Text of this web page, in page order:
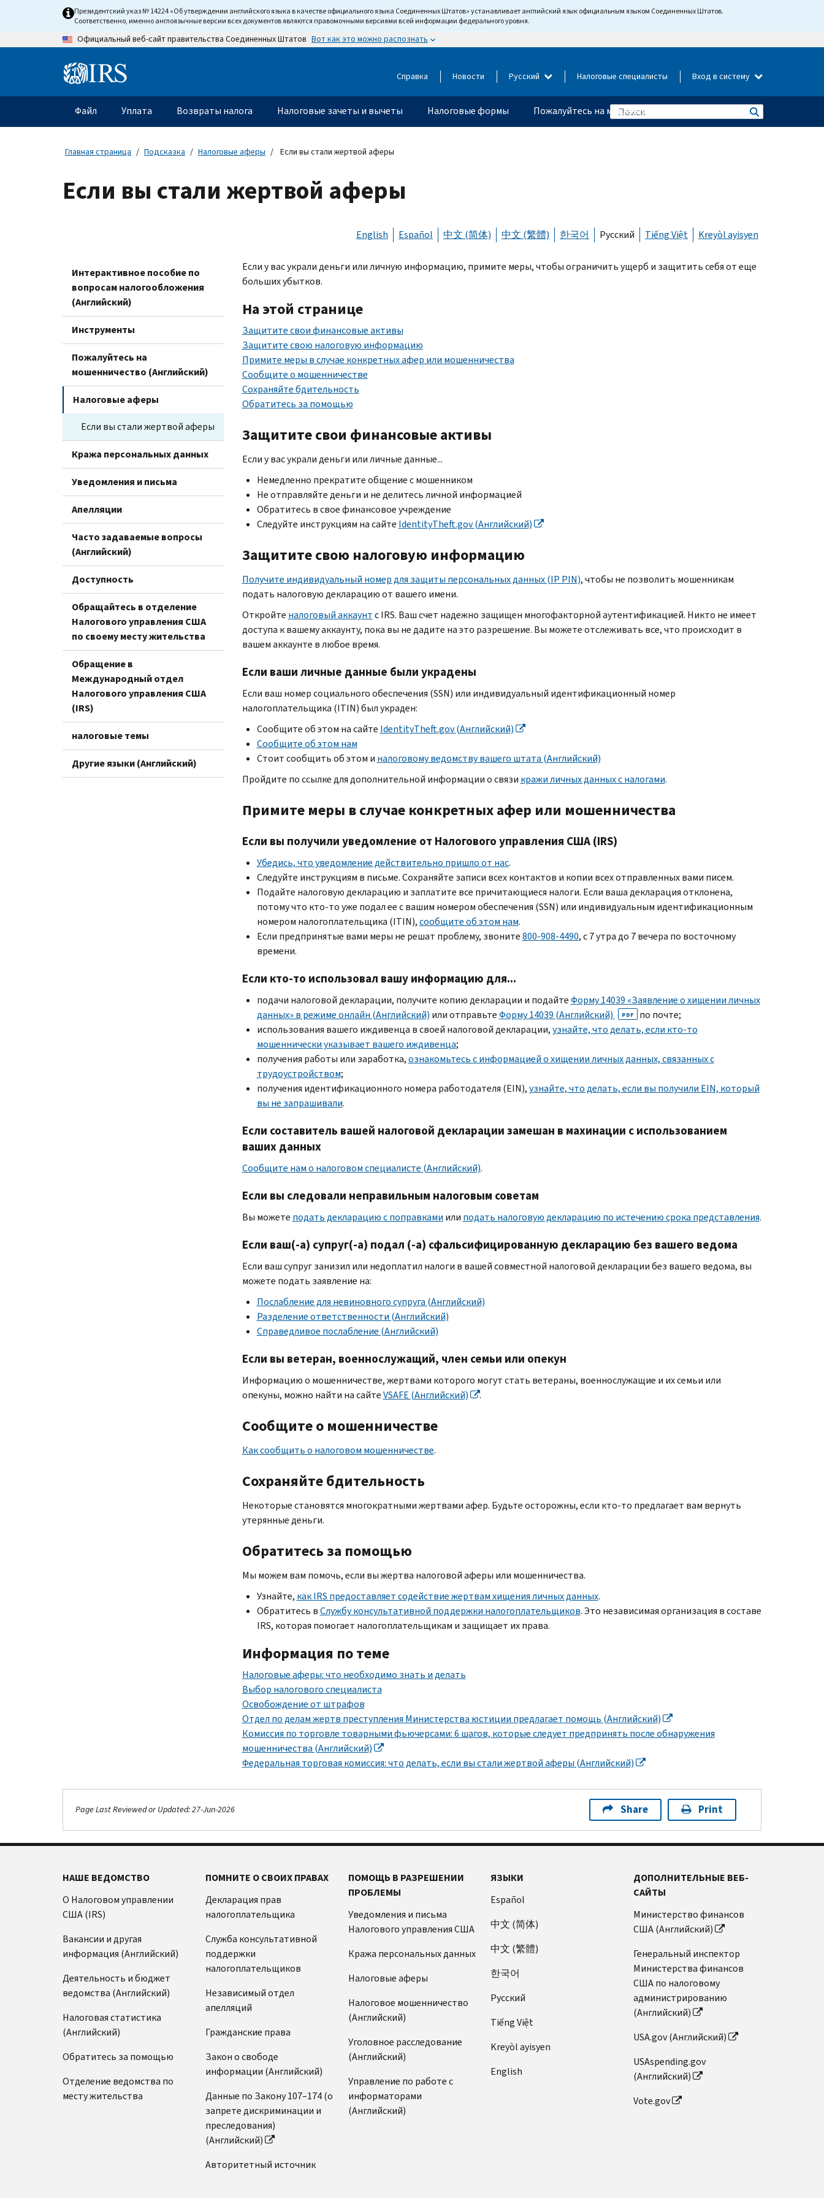
content
Президентский указ № 14224 «Об утверждении английского языка в качестве официального языка Соединенных Штатов» устанавливает английский язык официальным языком Соединенных Штатов.
Соответственно, именно англоязычные версии всех документов являются правомочными версиями всей информации федерального уровня.
Официальный веб-сайт правительства Соединенных Штатов Вот как это можно распознать
Information Справка Новости Русский Налоговые специалисты Вход в систему
Главное
меню
Файл Уплата Возвраты налога Налоговые зачеты и вычеты Налоговые формы Пожалуйтесь на мошенничество
Главная страница Подсказка Налоговые аферы Если вы стали жертвой аферы
Если вы стали жертвой аферы
English Español 中文 (简体) 中文 (繁體) 한국어 Русский Tiếng Việt Kreyòl ayisyen
Интерактивное пособие по
вопросам налогообложения
(Английский)
Инструменты
Пожалуйтесь на
мошенничество (Английский)
Налоговые аферы
Если вы стали жертвой аферы
Кража персональных данных
Уведомления и письма
Апелляции
Часто задаваемые вопросы
(Английский)
Доступность
Обращайтесь в отделение
Налогового управления США
по своему месту жительства
Обращение в
Международный отдел
Налогового управления США
(IRS)
налоговые темы
Другие языки (Английский)
Если у вас украли деньги или личную информацию, примите меры, чтобы ограничить ущерб и защитить себя от еще
больших убытков.
На этой странице
Защитите свои финансовые активы
Защитите свою налоговую информацию
Примите меры в случае конкретных афер или мошенничества
Сообщите о мошенничестве
Сохраняйте бдительность
Обратитесь за помощью
Защитите свои финансовые активы
Если у вас украли деньги или личные данные...
Немедленно прекратите общение с мошенником
Не отправляйте деньги и не делитесь личной информацией
Обратитесь в свое финансовое учреждение
Следуйте инструкциям на сайте IdentityTheft.gov(Английский)
Защитите свою налоговую информацию
Получите индивидуальный номер для защиты персональных данных (IP PIN), чтобы не позволить мошенникам
подать налоговую декларацию от вашего имени.
Откройте налоговый аккаунтсIRS. Ваш счет надежно защищен многофакторной аутентификацией. Никто не имеет
доступа к вашему аккаунту, пока вы не дадите на это разрешение. Вы можете отслеживать все, что происходит в
вашем аккаунте в любое время.
Если ваши личные данные были украдены
Если ваш номер социального обеспечения (SSN) или индивидуальный идентификационный номер
налогоплательщика (ITIN) был украден:
Сообщите об этом на сайте IdentityTheft.gov(Английский)
Сообщите об этом нам
Стоит сообщить об этом и налоговому ведомству вашего штата (Английский)
Пройдите по ссылке для дополнительной информации о связи кражи личных данных с налогами.
Примите меры в случае конкретных афер или мошенничества
Если вы получили уведомление от Налогового управления США (IRS)
Убедись, что уведомление действительно пришло от нас.
Следуйте инструкциям в письме. Сохраняйте записи всех контактов и копии всех отправленных вами писем.
Подайте налоговую декларацию и заплатите все причитающиеся налоги. Если ваша декларация отклонена,
потому что кто-то уже подал ее с вашим номером обеспечения (SSN) или индивидуальным идентификационным
номером налогоплательщика (ITIN),сообщите об этом нам.
Если предпринятые вами меры не решат проблему, звоните800-908-4490, с 7 утра до 7 вечера по восточному
времени.
Если кто-то использовал вашу информацию для...
подачи налоговой декларации, получите копию декларации и подайтеФорму 14039 «Заявление о хищении личных
данных» в режиме онлайн (Английский) или отправьтеФорму 14039 (Английский) PDF
по почте;
использования вашего иждивенца в своей налоговой декларации,узнайте, что делать, если кто-то
мошеннически указывает вашего иждивенца;
получения работы или заработка,ознакомьтесь с информацией о хищении личных данных, связанных с
трудоустройством;
получения идентификационного номера работодателя (EIN),узнайте, что делать, если вы получили EIN, который
вы не запрашивали.
Если составитель вашей налоговой декларации замешан в махинации с использованием
ваших данных
Сообщите нам о налоговом специалисте (Английский).
Если вы следовали неправильным налоговым советам
Вы можете подать декларацию с поправками или подать налоговую декларацию по истечению срока представления.
Если ваш(-а) супруг(-а) подал (-а) сфальсифицированную декларацию без вашего ведома
Если ваш супруг занизил или недоплатил налоги в вашей совместной налоговой декларации без вашего ведома, вы
можете подать заявление на:
Послабление для невиновного супруга (Английский)
Разделение ответственности (Английский)
Справедливое послабление (Английский)
Если вы ветеран, военнослужащий, член семьи или опекун
Информацию о мошенничестве, жертвами которого могут стать ветераны, военнослужащие и их семьи или
опекуны, можно найти на сайтеVSAFE (Английский) .
Сообщите о мошенничестве
Как сообщить о налоговом мошенничестве.
Сохраняйте бдительность
Некоторые становятся многократными жертвами афер. Будьте осторожны, если кто-то предлагает вам вернуть
утерянные деньги.
Обратитесь за помощью
Мы можем вам помочь, если вы жертва налоговой аферы или мошенничества.
Узнайте, какIRS предоставляет содействие жертвам хищения личных данных.
Обратитесь вСлужбу консультативной поддержки налогоплательщиков. Это независимая организация в составе
IRS, которая помогает налогоплательщикам и защищает их права.
Информация по теме
Налоговые аферы: что необходимо знать и делать
Выбор налогового специалиста
Освобождение от штрафов
Отдел по делам жертв преступления Министерства юстиции предлагает помощь (Английский)
Комиссия по торговле товарными фьючерсами: 6 шагов, которые следует предпринять после обнаружения
мошенничества (Английский)
Федеральная торговая комиссия: что делать, если вы стали жертвой аферы (Английский)
Page Last Reviewed or Updated: 27-Jun-2026 Share Print
НАШЕ ВЕДОМСТВО
О Налоговом управлении
США (IRS)
Вакансии и другая
информация (Английский)
Деятельность и бюджет
ведомства (Английский)
Налоговая статистика
(Английский)
Обратитесь за помощью
Отделение ведомства по
месту жительства
ПОМНИТЕ О СВОИХ ПРАВАХ
Декларация прав
налогоплательщика
Служба консультативной
поддержки
налогоплательщиков
Независимый отдел
апелляций
Гражданские права
Закон о свободе
информации (Английский)
Данные по Закону 107–174 (о
запрете дискриминации и
преследования)
(Английский)
Авторитетный источник
ПОМОЩЬ В РАЗРЕШЕНИИ
ПРОБЛЕМЫ
Уведомления и письма
Налогового управления США
Кража персональных данных
Налоговые аферы
Налоговое мошенничество
(Английский)
Уголовное расследование
(Английский)
Управление по работе с
информаторами
(Английский)
ЯЗЫКИ
Español
中文 (简体)
中文 (繁體)
한국어
Pусский
Tiếng Việt
Kreyòl ayisyen
English
ДОПОЛНИТЕЛЬНЫЕ ВЕБ-
САЙТЫ
Министерство финансов
США (Английский)
Генеральный инспектор
Министерства финансов
США по налоговому
администрированию
(Английский)
USA.gov (Английский)
USAspending.gov
(Английский)
Vote.gov